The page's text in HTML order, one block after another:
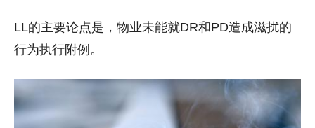
LL的主要论点是，物业未能就DR和PD造成滋扰的
行为执行附例。